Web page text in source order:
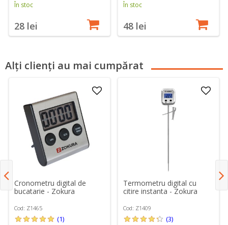
În stoc
28 lei
În stoc
48 lei
Alți clienți au mai cumpărat
Cronometru digital de
bucatarie - Zokura
Cod: Z1465
(1)
Termometru digital cu
citire instanta - Zokura
Cod: Z1409
(3)